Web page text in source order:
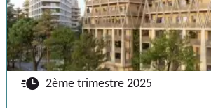
🕐 2ème trimestre 2025